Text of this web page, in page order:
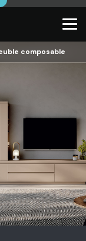
composable